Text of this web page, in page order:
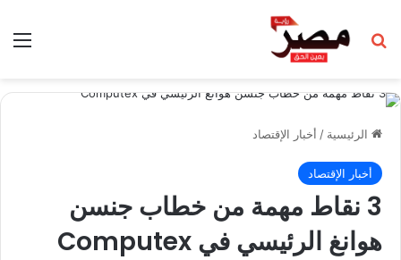
بحث عن
الرئيسية / أخبار الإقتصاد
أخبار الإقتصاد
3 نقاط مهمة من خطاب جنسن
هوانغ الرئيسي في Computex